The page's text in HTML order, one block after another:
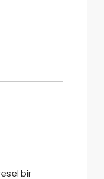
bir